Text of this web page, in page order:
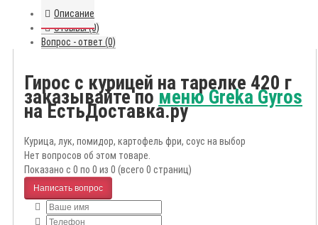
Описание
Отзывы (0)
Вопрос - ответ (0)
Гирос с курицей на тарелке 420 г
заказывайте по меню Greka Gyros
на ЕстьДоставка.ру
Курица, лук, помидор, картофель фри, соус на выбор
Нет вопросов об этом товаре.
Показано с 0 по 0 из 0 (всего 0 страниц)
Написать вопрос